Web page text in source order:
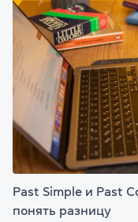
Past Simple и Past
понять разницу